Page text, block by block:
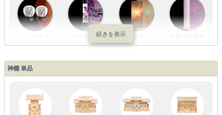
コードレス
工
LED灯 七色LED灯 和紙・絹製 木・竹製
神棚 単品